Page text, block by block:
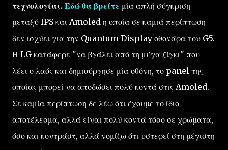
τεχνολογίας. Εδώ θα βρείτε μία απλή σύγκριση
μεταξύ IPS και Amoled η οποία σε καμιά περίπτωση
δεν ισχύει για την Quantum Display οθονάρα του G5.
Η LG κατάφερε "να βγάλει από τη μύγα ξίγκι" που
λέει ο λαός και δημιούργησε μία οθόνη, το panel της
οποίας μπορεί να αποδώσει πολύ κοντά στις Amoled.
Σε καμία περίπτωση δε λέω ότι έχουμε το ίδιο
αποτέλεσμα, αλλά είναι πολύ κοντά τόσο σε χρώματα,
όσο και κοντράστ, αλλά νομίζω ότι υστερεί στη μέγιστη